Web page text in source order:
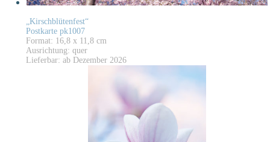
„Kirschblütenfest“
Postkarte pk1007
Format: 16,8 x 11,8 cm
Ausrichtung: quer
Lieferbar: ab Dezember 2026